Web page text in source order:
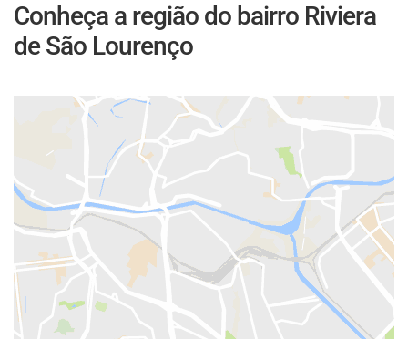
Conheça a região do bairro Riviera
de São Lourenço